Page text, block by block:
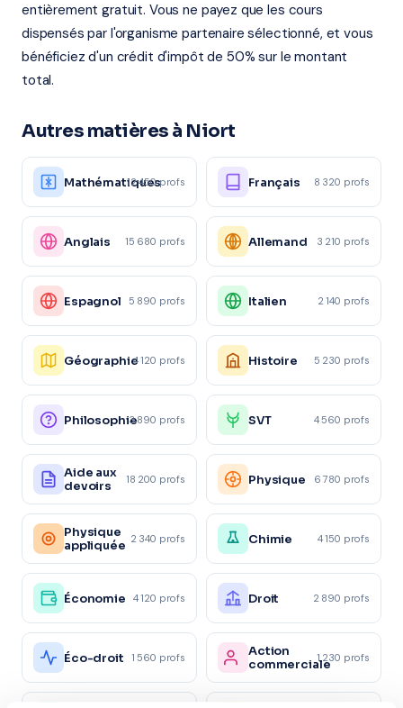
entièrement gratuit. Vous ne payez que les cours
dispensés par l'organisme partenaire sélectionné, et vous
bénéficiez d'un crédit d'impôt de 50% sur le montant
total.
Autres matières à Niort
Mathématiques
12 450 profs Français 8 320 profs
Anglais 15 680 profs Allemand 3 210 profs
Espagnol 5 890 profs Italien 2 140 profs
Géographie4 120 profs Histoire 5 230 profs
Philosophie3 890 profs SVT 4 560 profs
Aide aux
devoirs
18 200 profs Physique 6 780 profs
Physique
appliquée 2 340 profs Chimie 4 150 profs
Économie 4 120 profs Droit 2 890 profs
Éco-droit 1 560 profs
Action
commerciale1 230 profs